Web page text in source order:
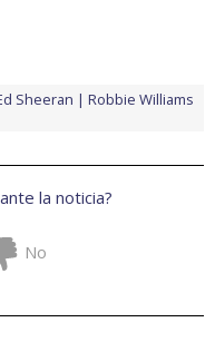
Sheeran
Robbie Williams
la noticia?
No